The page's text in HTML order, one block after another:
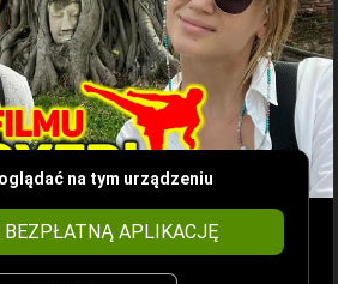
na tym urządzeniu
BEZPŁATNĄ APLIKACJĘ